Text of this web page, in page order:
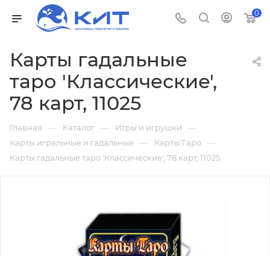
0
Карты гадальные
таро 'Классические',
78 карт, 11025
Главная — Каталог — Игры и игрушки —
Карты игральные и гадальные — Карты Таро —
Карты гадальные таро 'Классические', 78 карт, 11025